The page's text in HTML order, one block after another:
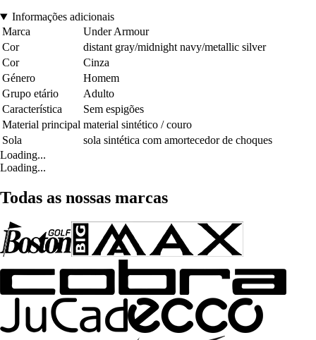
Informações adicionais
Marca
Under Armour
Cor
distant gray/midnight navy/metallic silver
Cor
Cinza
Género
Homem
Grupo etário
Adulto
Característica
Sem espigões
Material principal material sintético / couro
Sola
sola sintética com amortecedor de choques
Loading...
Loading...
Todas as nossas marcas